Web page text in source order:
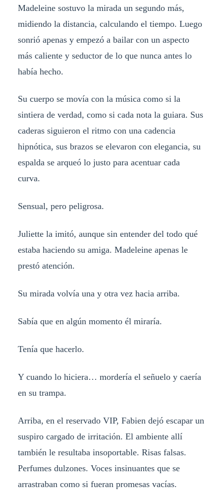
Madeleine sostuvo la mirada un segundo más,
midiendo la distancia, calculando el tiempo. Luego
sonrió apenas y empezó a bailar con un aspecto
más caliente y seductor de lo que nunca antes lo
había hecho.
Su cuerpo se movía con la música como si la
sintiera de verdad, como si cada nota la guiara. Sus
caderas siguieron el ritmo con una cadencia
hipnótica, sus brazos se elevaron con elegancia, su
espalda se arqueó lo justo para acentuar cada
curva.
Sensual, pero peligrosa.
Juliette la imitó, aunque sin entender del todo qué
estaba haciendo su amiga. Madeleine apenas le
prestó atención.
Su mirada volvía una y otra vez hacia arriba.
Sabía que en algún momento él miraría.
Tenía que hacerlo.
Y cuando lo hiciera… mordería el señuelo y caería
en su trampa.
Arriba, en el reservado VIP, Fabien dejó escapar un
suspiro cargado de irritación. El ambiente allí
también le resultaba insoportable. Risas falsas.
Perfumes dulzones. Voces insinuantes que se
arrastraban como si fueran promesas vacías.